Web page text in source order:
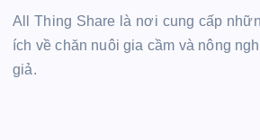
All Thing Share là nơi cung cấp
ích về chăn nuôi gia cầm và nông
giả.